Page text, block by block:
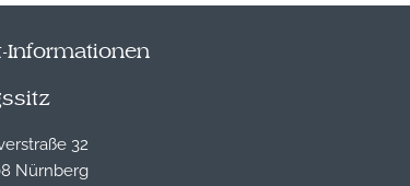
Informationen
32
Nürnberg